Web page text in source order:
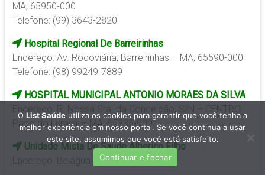
MA, 65950-000
Telefone: (99) 3643-2820
Hospital Regional De Barreirinhas
Endereço: Av. Rodoviária, Barreirinhas – MA, 65590-000
Telefone: (98) 99249-7889
HOSPITAL MUNICIPAL ANTONIO MORAES DA SILVA
Paço do Lumiar – MA, 65335-000
Unidade Mista De Saude Alberico Filho
Endereço: Belágua – MA, 65535-000
O List Saúde utiliza os cookies para garantir que você tenha a
melhor experiência em nosso portal. Se você continua a usar
este site, assumimos que você está satisfeito.
Continuar e fechar